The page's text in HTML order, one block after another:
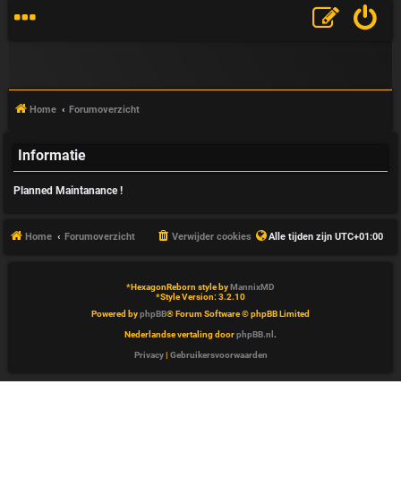
V
A
Home Forumoverzicht
Informatie
Planned Maintanance !
Home Forumoverzicht Alle tijden zijn UTC+01:00
Verwijder cookies
*HexagonReborn style byMannixMD
*Style Version: 3.2.10
Powered byphpBB® Forum Software © phpBB Limited
Nederlandse vertaling doorphpBB.nl .
Privacy| Gebruikersvoorwaarden